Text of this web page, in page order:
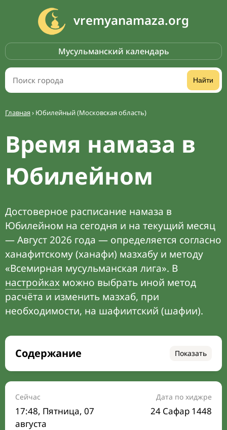
vremyanamaza.org
Мусульманский календарь
Найти
Главная› Юбилейный (Московская область)
Время намаза в
Юбилейном
Достоверное расписание намаза в
Юбилейном на сегодня и на текущий месяц
— Август 2026 года — определяется согласно
ханафитскому (ханафи) мазхабу и методу
«Всемирная мусульманская лига». В
настройках можно выбрать иной метод
расчёта и изменить мазхаб, при
необходимости, на шафиитский (шафии).
Содержание Показать
Время намаза на сегодня
Расписание на месяц
Время Сухура и Ифтара на сегодня
Сейчас
17:48, Пятница, 07
августа
Дата по хиджре
24 Сафар 1448